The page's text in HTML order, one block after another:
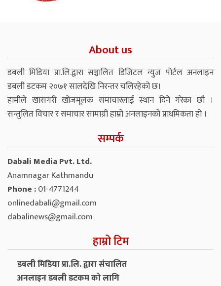
About us
डबली मिडिया प्रा.लि.द्वारा सञ्चालित डिजिटल न्युज पोर्टल अनलाइन
डबली डटकम २०७१ सालदेखि निरन्तर चलिरहेको छ।
हामीले खासगरी खोजमूलक समाचारलाई स्थान दिने गरेका छौं ।
सन्तुलित विचार र समाचार सामाग्री हाम्रो अनलाइनको प्राथमिकता हो ।
सम्पर्क
Dabali Media Pvt. Ltd.
Anamnagar Kathmandu
Phone :01-4771244
onlinedabali@gmail.com
dabalinews@gmail.com
हाम्रो टिम
डबली मिडिया प्रा.लि. द्वारा संचालित
अनलाइन डबली डटकम को लागि